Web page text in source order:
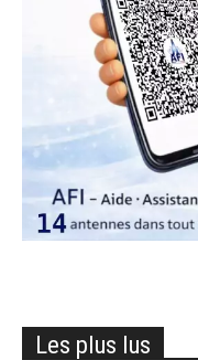
Les plus lus